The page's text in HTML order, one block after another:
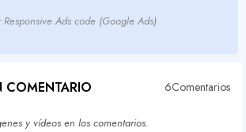
Responsive Ads code (Google Ads)
COMENTARIO 6Comentarios
y vídeos en los comentarios.